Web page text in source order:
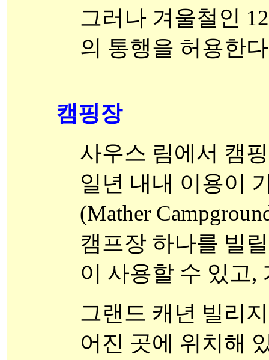
그러나 겨울철인
의 통행을 허용한
캠핑장
사우스 림에서 캠
일년 내내 이용이
(Mather
캠프장 하나를 빌
이 사용할 수 있고,
그랜드 캐년 빌리
어진 곳에 위치해